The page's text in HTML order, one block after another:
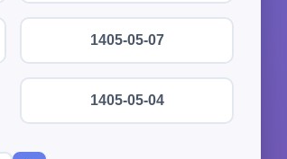
1405-05-07
1405-05-04